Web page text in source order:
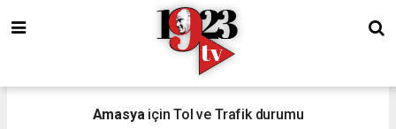
Amasya için Tol ve Trafik durumu